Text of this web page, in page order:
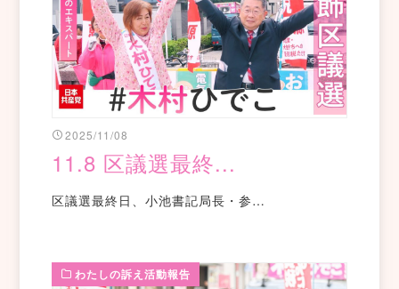
2025/11/08
11.8 区議選最終...
区議選最終日、小池書記局長・参…
わたしの訴え活動報告